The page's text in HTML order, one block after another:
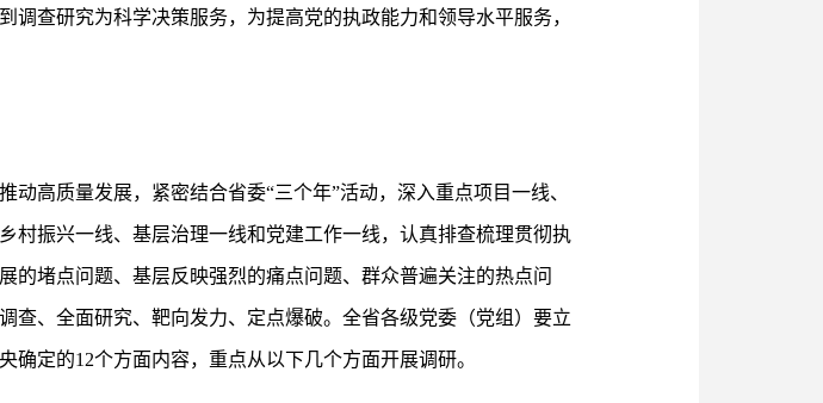
查研究为科学决策服务，为提高党的执政能力和领导水平服务，
高质量发展，紧密结合省委“三个年”活动，深入重点项目一线、
村振兴一线、基层治理一线和党建工作一线，认真排查梳理贯彻执
堵点问题、基层反映强烈的痛点问题、群众普遍关注的热点问
查、全面研究、靶向发力、定点爆破。全省各级党委（党组）要立
定的12个方面内容，重点从以下几个方面开展调研。